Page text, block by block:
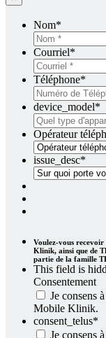
Nom*
Courriel*
Téléphone*
device_model*
Opérateur
issue_desc*
Voulez-vous
Klinik, ainsi que de
partie de la famille
This field is
Consentement
Je consens
Mobile Klinik.
consent_telus*
Je consens